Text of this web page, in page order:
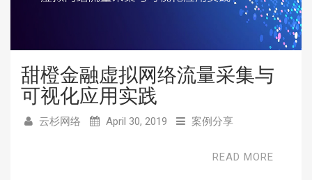
甜橙金融虚拟网络流量采集与
可视化应用实践
云杉网络 April 30, 2019 案例分享
READ MORE